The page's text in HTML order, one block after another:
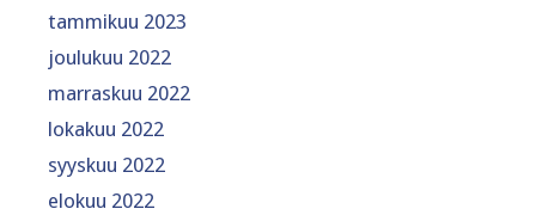
tammikuu 2023
joulukuu 2022
marraskuu 2022
lokakuu 2022
syyskuu 2022
elokuu 2022